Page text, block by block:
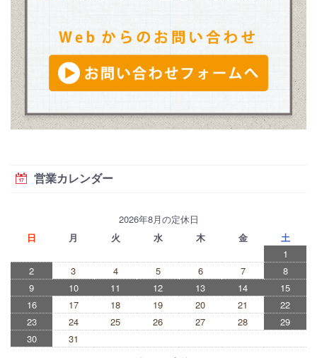
営業カレンダー
2026年8月の定休日
日
月 火 水 木 金
土
1
2
3 4 5 6 7
8
9
10 11 12 13 14
15
16
17 18 19 20 21
22
23
24 25 26 27 28
29
30
31